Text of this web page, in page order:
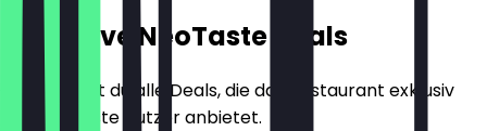
Exklusive NeoTaste Deals
Hier findest du alle Deals, die das Restaurant exklusiv
für NeoTaste Nutzer anbietet.